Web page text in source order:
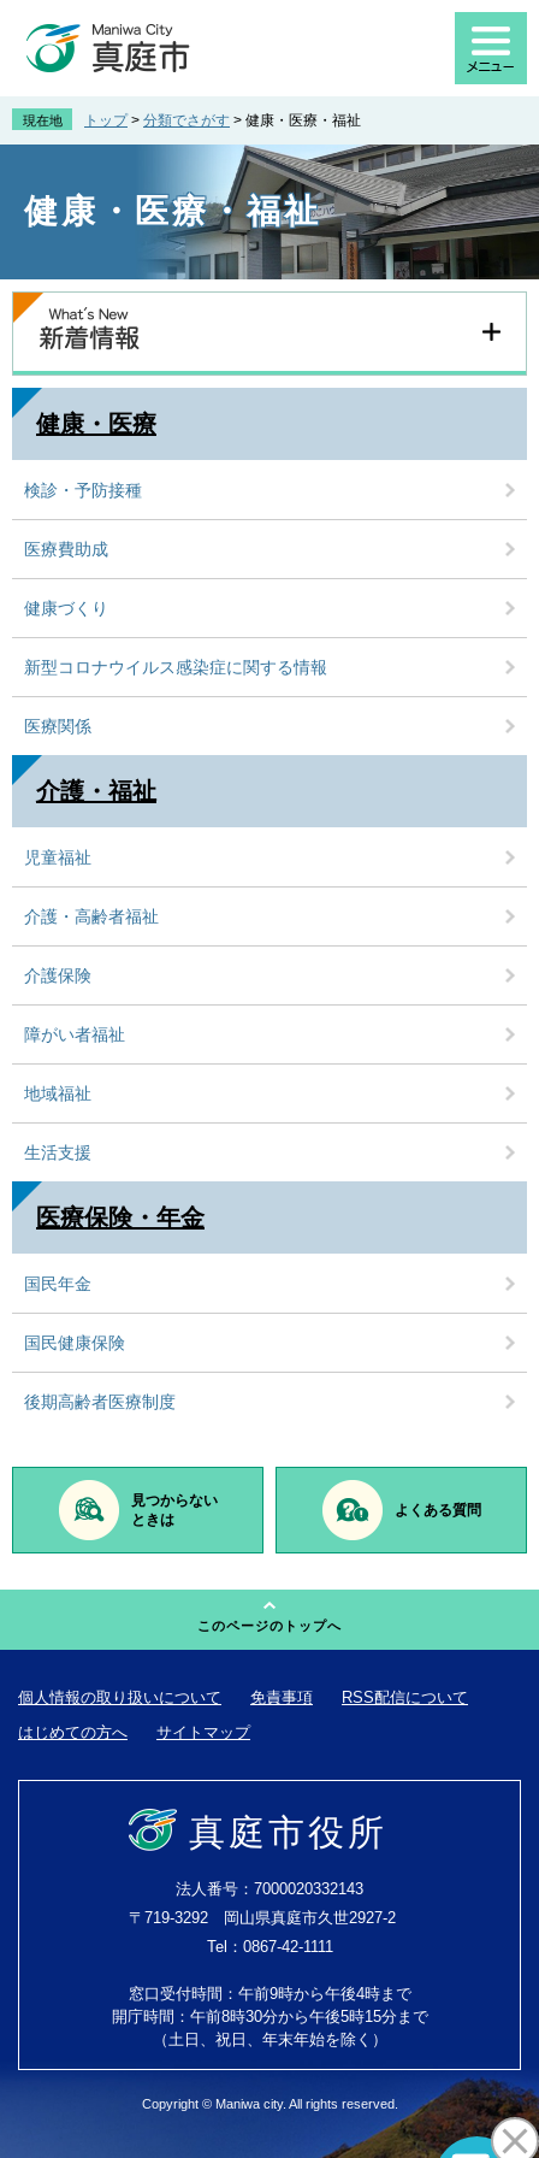
先
を
へ
現在地 トップ > 分類でさがす > 健康・医療・福祉
健康・医療・福祉
本
文
健康・医療
検診・予防接種
医療費助成
健康づくり
新型コロナウイルス感染症に関する情報
医療関係
介護・福祉
児童福祉
介護・高齢者福祉
介護保険
障がい者福祉
地域福祉
生活支援
医療保険・年金
国民年金
国民健康保険
後期高齢者医療制度
見つからない
ときは
よくある質問
このページのトップへ
個人情報の取り扱いについて 免責事項
RSS配信について
はじめての方へ
サイトマップ
真庭市役所
法人番号：7000020332143
〒719-3292 岡山県真庭市久世2927-2
Tel：0867-42-1111
窓口受付時間：午前9時から午後4時まで
開庁時間：午前8時30分から午後5時15分まで
（土日、祝日、年末年始を除く）
Copyright © Maniwa city. All rights reserved.